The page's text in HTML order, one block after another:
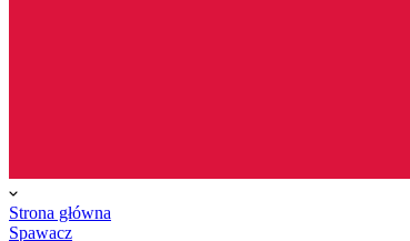
Strona główna
Spawacz